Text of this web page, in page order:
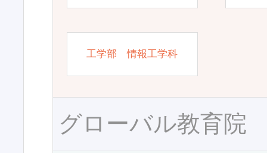
工学部 情報工学科
グローバル教育院